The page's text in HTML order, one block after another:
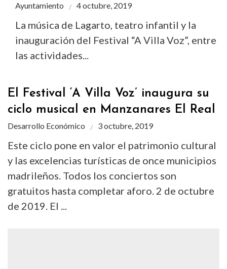
Ayuntamiento 4 octubre, 2019
La música de Lagarto, teatro infantil y la
inauguración del Festival “A Villa Voz”, entre
las actividades...
El Festival ‘A Villa Voz’ inaugura su
ciclo musical en Manzanares El Real
Desarrollo Económico 3 octubre, 2019
Este ciclo pone en valor el patrimonio cultural
y las excelencias turísticas de once municipios
madrileños. Todos los conciertos son
gratuitos hasta completar aforo. 2 de octubre
de 2019. El ...